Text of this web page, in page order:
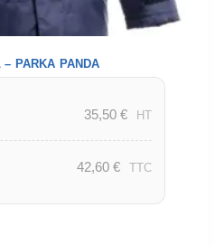
PARKA PANDA
35,50 € HT
42,60 € TTC